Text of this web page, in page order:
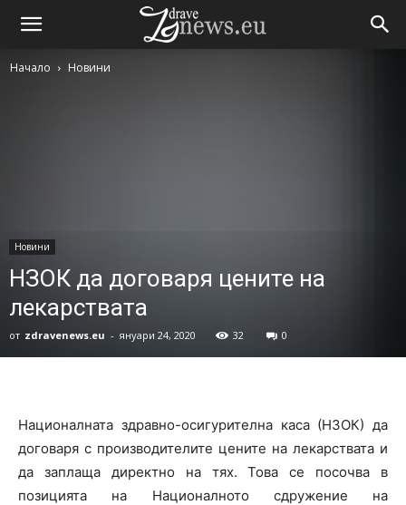
Начало Новини
Новини
НЗОК да договаря цените на
лекарствата
от zdravenews.eu - януари 24, 2020 32 0
Националната здравно-осигурителна каса (НЗОК) да
договаря с производителите цените на лекарствата и
да заплаща директно на тях. Това се посочва в
позицията на Националното сдружение на